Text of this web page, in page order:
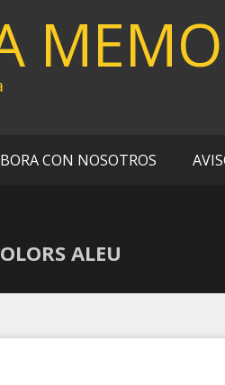
CON NOSOTROS
ALEU